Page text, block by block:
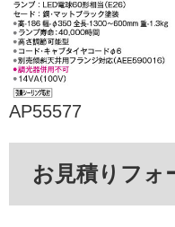
AP55577
お見積りフォ